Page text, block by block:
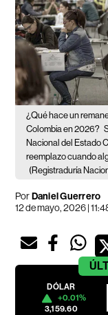
¿Qué hace un
Colombia en 2026?
Nacional del Estado
reemplazo cuando
(Registraduría
PorDaniel Guerrero
12 de mayo, 2026 |
DÓLAR
+0.01%
3,159.60